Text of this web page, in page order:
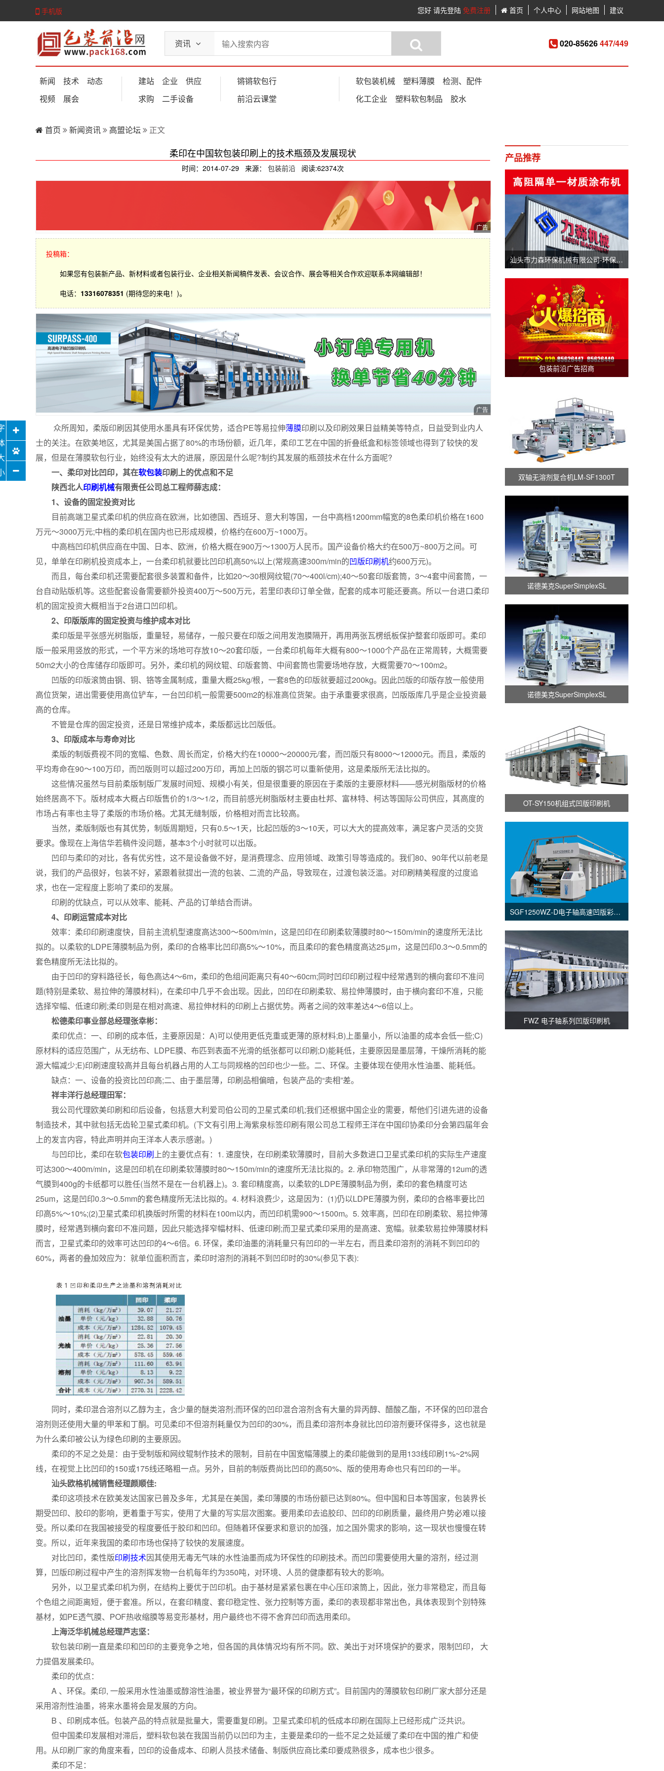
手机版 您好 请先登陆 免费注册 首页 个人中心 网站地图 建议
资讯 020-85626447/449
新闻 技术
动态
视频
展会
建站 企业
供应
求购
二手设备
锵锵软包行
前沿云课堂
软包装机械 塑料薄膜
检测、配件
化工企业
塑料软包制品 胶水
首页 新闻资讯 高盟论坛 正文
柔印在中国软包装印刷上的技术瓶颈及发展现状
时间：2014-07-29 来源： 包装前沿 阅读:62374次
投稿箱：
如果您有包装新产品、新材料或者包装行业、企业相关新闻稿件发表、会议合作、展会等相关合作欢迎联系本网编辑部！
电话： 13316078351 (期待您的来电！)。
众所周知，柔版印刷因其使用水墨具有环保优势，适合PE等易拉伸薄膜印刷以及印刷效果日益精美等特点，日益受到业内人
士的关注。在欧美地区，尤其是美国占据了80%的市场份额，近几年，柔印工艺在中国的折叠纸盒和标签领域也得到了较快的发
展，但是在薄膜软包行业，始终没有太大的进展，原因是什么呢?制约其发展的瓶颈技术在什么方面呢?
一、柔印对比凹印，其在软包装印刷上的优点和不足
陕西北人印刷机械有限责任公司总工程师薛志成：
1、设备的固定投资对比
目前高端卫星式柔印机的供应商在欧洲，比如德国、西班牙、意大利等国，一台中高档1200mm幅宽的8色柔印机价格在1600
万元～3000万元;中档的柔印机在国内也已形成规模，价格约在600万~1000万。
中高档凹印机供应商在中国、日本、欧洲，价格大概在900万～1300万人民币。国产设备价格大约在500万~800万之间。可
见，单单在印刷机投资成本上，一台柔印机就要比凹印机高50%以上(常规高速300m/min的凹版印刷机约600万元)。
而且，每台柔印机还需要配套很多装置和备件，比如20～30根网纹辊(70～400l/cm);40～50套印版套筒，3～4套中间套筒，一
台自动贴版机等。这些配套设备需要额外投资400万～500万元，若里印表印订单全做，配套的成本可能还要高。所以一台进口柔印
机的固定投资大概相当于2台进口凹印机。
2、印版版库的固定投资与维护成本对比
柔印版是平张感光树脂版，重量轻，易储存，一般只要在印版之间用发泡膜隔开，再用两张瓦楞纸板保护整套印版即可。柔印
版一般采用竖放的形式，一个平方米的场地可存放10～20套印版，一台柔印机每年大概有800～1000个产品在正常周转，大概需要
50m2大小的仓库储存印版即可。另外，柔印机的网纹辊、印版套筒、中间套筒也需要场地存放，大概需要70～100m2。
凹版的印版滚筒由钢、铜、铬等金属制成，重量大概25kg/根，一套8色的印版就要超过200kg。因此凹版的印版存放一般使用
高位货架，进出需要使用高位铲车，一台凹印机一般需要500m2的标准高位货架。由于承重要求很高，凹版版库几乎是企业投资最
高的仓库。
不管是仓库的固定投资，还是日常维护成本，柔版都远比凹版低。
3、印版成本与寿命对比
柔版的制版费视不同的宽幅、色数、周长而定，价格大约在10000～20000元/套，而凹版只有8000～12000元。而且，柔版的
平均寿命在90～100万印，而凹版则可以超过200万印，再加上凹版的钢芯可以重新使用，这是柔版所无法比拟的。
这些情况虽然与目前柔版制版厂发展时间短、规模小有关，但是很重要的原因在于柔版的主要原材料——感光树脂版材的价格
始终居高不下。版材成本大概占印版售价的1/3～1/2，而目前感光树脂版材主要由杜邦、富林特、柯达等国际公司供应，其高度的
市场占有率也主导了柔版的市场价格。尤其无缝制版，价格相对而言比较高。
当然，柔版制版也有其优势，制版周期短，只有0.5～1天，比起凹版的3～10天，可以大大的提高效率，满足客户灵活的交货
要求。像现在上海信华若稿件没问题，基本3个小时就可以出版。
凹印与柔印的对比，各有优劣性，这不是设备做不好，是消费理念、应用领域、政策引导等造成的。我们80、90年代以前老是
说，我们的产品很好，包装不好，紧跟着就提出一流的包装、二流的产品，导致现在，过渡包装泛滥。对印刷精美程度的过度追
求，也在一定程度上影响了柔印的发展。
印刷的优缺点，可以从效率、能耗、产品的订单结合而讲。
4、印刷运营成本对比
效率：柔印印刷速度快，目前主流机型速度高达300～500m/min，这是凹印在印刷柔软薄膜时80～150m/min的速度所无法比
拟的。以柔软的LDPE薄膜制品为例，柔印的合格率比凹印高5%～10%，而且柔印的套色精度高达25μm，这是凹印0.3～0.5mm的
套色精度所无法比拟的。
由于凹印的穿料路径长，每色高达4～6m，柔印的色组间距离只有40～60cm;同时凹印印刷过程中经常遇到的横向套印不准问
题(特别是柔软、易拉伸的薄膜材料)，在柔印中几乎不会出现。因此，凹印在印刷柔软、易拉伸薄膜时，由于横向套印不准，只能
选择窄幅、低速印刷;柔印则是在相对高速、易拉伸材料的印刷上占据优势。两者之间的效率差达4～6倍以上。
松德柔印事业部总经理张幸彬：
柔印优点：一、印刷的成本低，主要原因是：A)可以使用更低克重或更薄的原材料;B)上墨量小，所以油墨的成本会低一些;C)
原材料的适应范围广，从无纺布、LDPE膜、布匹到表面不光滑的纸张都可以印刷;D)能耗低，主要原因是墨层薄，干燥所消耗的能
源大幅减少;E)印刷速度较高并且每台机器占用的人工与同规格的凹印也少一些。二、环保。主要体现在使用水性油墨、能耗低。
缺点：一、设备的投资比凹印高;二、由于墨层薄，印刷品相偏暗，包装产品的“卖相”差。
祥丰洋行总经理田军：
我公司代理欧美印刷和印后设备，包括意大利爱司伯公司的卫星式柔印机;我们还根据中国企业的需要，帮他们引进先进的设备
制造技术，其中就包括无齿轮卫星式柔印机。(下文有引用上海紫泉标签印刷有限公司总工程师王洋在中国印协柔印分会第四届年会
上的发言内容，特此声明并向王洋本人表示感谢。)
与凹印比，柔印在软包装印刷上的主要优点有：1. 速度快，在印刷柔软薄膜时，目前大多数进口卫星式柔印机的实际生产速度
可达300～400m/min，这是凹印机在印刷柔软薄膜时80～150m/min的速度所无法比拟的。2. 承印物范围广，从非常薄的12um的透
气膜到400g的卡纸都可以胜任(当然不是在一台机器上)。3. 套印精度高，以柔软的LDPE薄膜制品为例，柔印的套色精度可达
25um，这是凹印0.3～0.5mm的套色精度所无法比拟的。4. 材料浪费少，这是因为：(1)仍以LDPE薄膜为例，柔印的合格率要比凹
印高5%～10%;(2)卫星式柔印机换版时所需的材料在100m以内，而凹印机需900～1500m。5. 效率高，凹印在印刷柔软、易拉伸薄
膜时，经常遇到横向套印不准问题，因此只能选择窄幅材料、低速印刷;而卫星式柔印采用的是高速、宽幅。就柔软易拉伸薄膜材料
而言，卫星式柔印的效率可达凹印的4～6倍。6. 环保，柔印油墨的消耗量只有凹印的一半左右，而且柔印溶剂的消耗不到凹印的
60%，两者的叠加效应为：就单位面积而言，柔印时溶剂的消耗不到凹印时的30%(参见下表):
同时，柔印混合溶剂以乙醇为主，含少量的醚类溶剂;而环保的凹印混合溶剂含有大量的异丙醇、醋酸乙酯，不环保的凹印混合
溶剂则还使用大量的甲苯和丁酮。可见柔印不但溶剂耗量仅为凹印的30%，而且柔印溶剂本身就比凹印溶剂要环保得多，这也就是
为什么柔印被公认为绿色印刷的主要原因。
柔印的不足之处是：由于受制版和网纹辊制作技术的限制，目前在中国宽幅薄膜上的柔印能做到的是用133线印刷1%~2%网
线，在视觉上比凹印的150或175线还略粗一点。另外，目前的制版费尚比凹印的高50%、版的使用寿命也只有凹印的一半。
汕头欧格机械销售经理颜顺佳:
柔印这项技术在欧美发达国家已普及多年，尤其是在美国，柔印薄膜的市场份额已达到80%。但中国和日本等国家，包装界长
期受凹印、胶印的影响，更着重于写实，使用了大量的写实层次图案。要用柔印去追胶印、凹印的印刷质量，最终用户势必难以接
受。所以柔印在我国被接受的程度要低于胶印和凹印。但随着环保要求和意识的加强，加之国外需求的影响，这一现状也慢慢在转
变。所以，近年来我国的柔印市场也保持了较快的发展速度。
对比凹印，柔性版印刷技术因其使用无毒无气味的水性油墨而成为环保性的印刷技术。而凹印需要使用大量的溶剂，经过测
算，凹版印刷过程中产生的溶剂挥发物一台机每年约为350吨，对环境、人员的健康都有较大的影响。
另外，以卫星式柔印机为例，在结构上要优于凹印机。由于基材是紧紧包裹在中心压印滚筒上，因此，张力非常稳定，而且每
个色组之间距离短，便于套准。所以，在套印精度、套印稳定性、张力控制等方面，柔印的表现都非常出色，具体表现到个别特殊
基材，如PE透气膜、POF热收缩膜等易变形基材，用户最终也不得不舍弃凹印而选用柔印。
上海泛华机械总经理芦志坚：
软包装印刷一直是柔印和凹印的主要竞争之地，但各国的具体情况均有所不同。欧、美出于对环境保护的要求，限制凹印， 大
力提倡发展柔印。
柔印的优点：
A 、环保。柔印, 一般采用水性油墨或醇溶性油墨，被业界誉为“最环保的印刷方式”。目前国内的薄膜软包印刷厂家大部分还是
采用溶剂性油墨，将来水墨将会是发展的方向。
B 、印刷成本低。包装产品的特点就是批量大，需要重复印刷。卫星式柔印机的低成本印刷在国际上已经形成广泛共识。
但中国柔印发展相对滞后，塑料软包装在我国当前仍以凹印为主，主要是柔印的一些不足之处延缓了柔印在中国的推广和使
用。从印刷厂家的角度来看，凹印的设备成本、印刷人员技术储备、制版供应商比柔印要成熟很多，成本也少很多。
柔印不足：
产品推荐
汕头市力森环保机械有限公司-环保分切机-汕头涂布机
包装前沿广告招商
双轴无溶剂复合机LM-SF1300T
诺德美克SuperSimplexSL
诺德美克SuperSimplexSL
OT-SY150机组式凹版印刷机
SGF1250WZ-D电子轴高速凹版彩印机
FWZ 电子轴系列凹版印刷机